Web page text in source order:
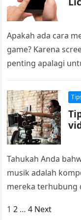
Apakah ada cara
game? Karena
penting apalagi
Namun…
Tahukah Anda
musik adalah
mereka terhubung
Memilih lagu…
Posts
1 2 … 4 Next